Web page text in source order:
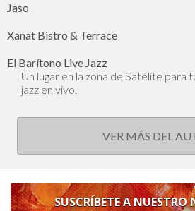
Jaso
Xanat Bistro & Terrace
El Barítono Live Jazz
Un lugar en la zona de Satélite para
jazz en vivo.
VER MÁS DEL
SUSCRÍBETE A NUESTRO